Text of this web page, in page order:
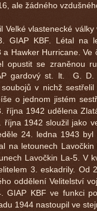
ale žádného
Velké vlastenecké války
KBF. Létal na
Hawker Hurricane. Ve
opustit se zraněnou
gardový st. lt. G. D.
v nichž sestřelil
o jednom jistém
října 1942 udělena
1942 sloužil jako
24. ledna 1943 byl
na letounech Lavočkin
Lavočkin La-5. V
3. eskadrily. Od
oddělení Velitelství
KBF ve funkci
1944 nastoupil ve